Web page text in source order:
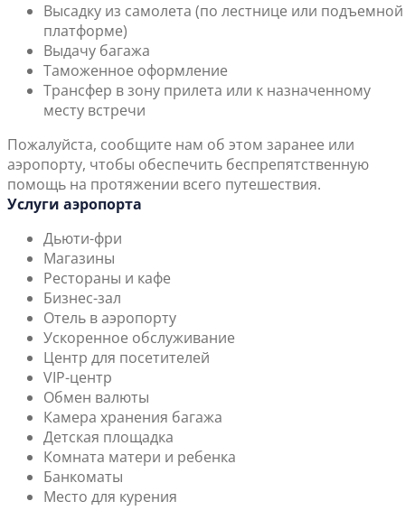
Высадку из самолета (по лестнице или подъемной
платформе)
Выдачу багажа
Таможенное оформление
Трансфер в зону прилета или к назначенному
месту встречи
Пожалуйста, сообщите нам об этом заранее или
аэропорту, чтобы обеспечить беспрепятственную
помощь на протяжении всего путешествия.
Услуги аэропорта
Дьюти-фри
Магазины
Рестораны и кафе
Бизнес-зал
Отель в аэропорту
Ускоренное обслуживание
Центр для посетителей
VIP-центр
Обмен валюты
Камера хранения багажа
Детская площадка
Комната матери и ребенка
Банкоматы
Место для курения